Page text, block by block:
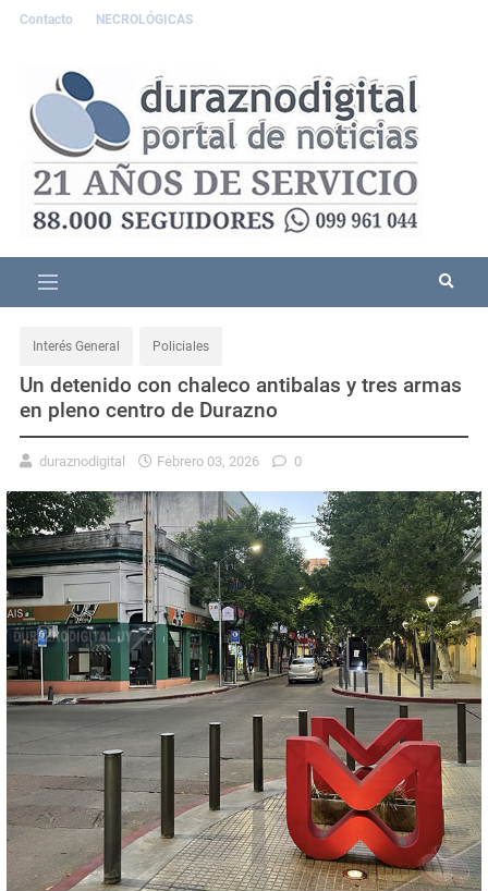
Contacto NECROLÓGICAS
Interés General Policiales
Un detenido con chaleco antibalas y tres armas
en pleno centro de Durazno
duraznodigital Febrero 03, 2026 0